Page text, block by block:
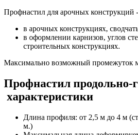
Профнастил для арочных конструкций
в арочных конструкциях,
в оформлении карнизов, углов
строительных конструкциях.
Максимально возможный промежуток
Профнастил продольно-
характеристики
Длина профиля: от 2,5 м до 4 м
м.)